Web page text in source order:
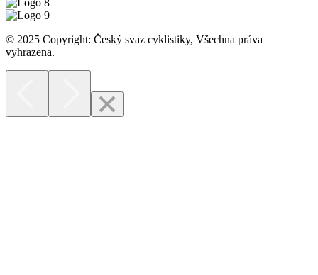
© 2025 Copyright: Český svaz cyklistiky, Všechna práva
vyhrazena.